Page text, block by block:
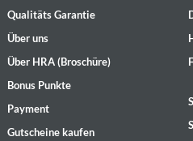
Qualitäts Garantie
Über uns
Über HRA (Broschüre)
Bonus Punkte
Payment
Gutscheine kaufen